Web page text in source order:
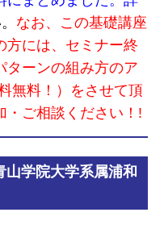
なお、この基礎講座
方には、セミナー終
ターンの組み方のア
無料！）をさせて頂
・ご相談ください！!
山学院大学系属浦和